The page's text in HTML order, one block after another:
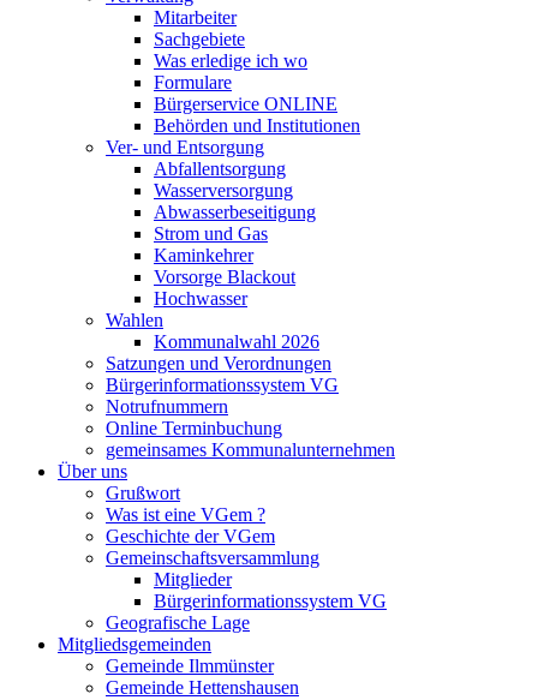
Mitarbeiter
Sachgebiete
Was erledige ich wo
Formulare
Bürgerservice ONLINE
Behörden und Institutionen
Ver- und Entsorgung
Abfallentsorgung
Wasserversorgung
Abwasserbeseitigung
Strom und Gas
Kaminkehrer
Vorsorge Blackout
Hochwasser
Wahlen
Kommunalwahl 2026
Satzungen und Verordnungen
Bürgerinformationssystem VG
Notrufnummern
Online Terminbuchung
gemeinsames Kommunalunternehmen
Über uns
Grußwort
Was ist eine VGem ?
Geschichte der VGem
Gemeinschaftsversammlung
Mitglieder
Bürgerinformationssystem VG
Geografische Lage
Mitgliedsgemeinden
Gemeinde Ilmmünster
Gemeinde Hettenshausen